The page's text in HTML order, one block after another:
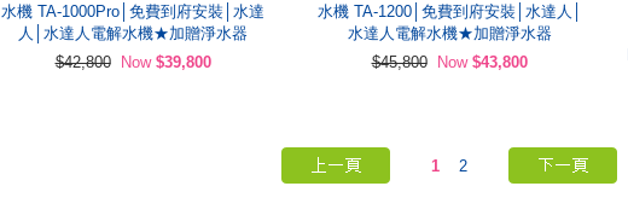
水機 TA-1000Pro│免費到府安裝│水達
人│水達人電解水機★加贈淨水器
$42,800
Now $39,800
水機 TA-1200│免費到府安裝│水達人│
水達人電解水機★加贈淨水器
$45,800
Now $43,800
1 2